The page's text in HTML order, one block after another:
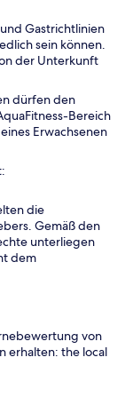
Gastrichtlinien
sein können.
der Unterkunft
dürfen den
Bereich
Erwachsenen
die
Gemäß den
unterliegen
dem
von
erhalten: the local